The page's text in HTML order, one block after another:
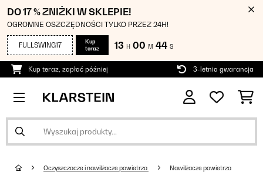
DO 17 % ZNIŻKI W SKLEPIE!
OGROMNE OSZCZĘDNOŚCI TYLKO PRZEZ 24H!
FULLSWING17
Kup
teraz
13 H 00 M 44 S
Kup teraz, zapłać później 3-letnia gwarancja
Oczyszczacze i nawilżacze powietrza Nawilżacze powietrza